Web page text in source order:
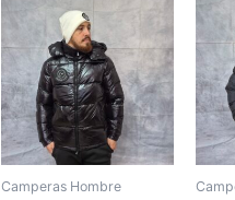
Camperas Hombre
producto
tiene
múltiples
variantes.
Las
opciones
se